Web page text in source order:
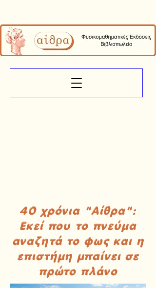
40 χρόνια "Αίθρα":
Εκεί που το πνεύμα
αναζητά το φως και η
επιστήμη μπαίνει σε
πρώτο πλάνο